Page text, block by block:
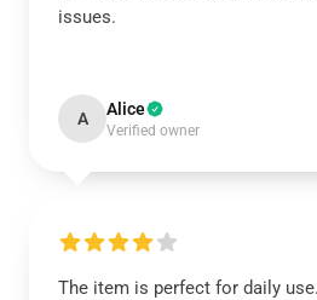
issues.
A Alice
Verified owner
The item is perfect for daily